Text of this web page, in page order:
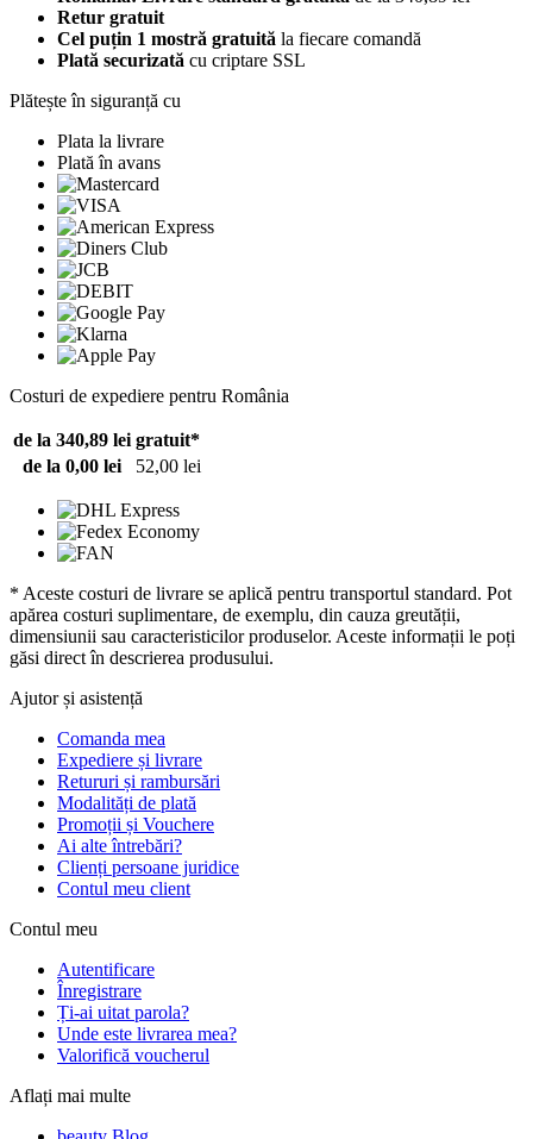
Retur gratuit
Cel puțin 1 mostră gratuită la fiecare comandă
Plată securizată cu criptare SSL
Plătește în siguranță cu
Plata la livrare
Plată în avans
Costuri de expediere pentru România
de la 340,89 lei gratuit*
de la 0,00 lei
52,00 lei
* Aceste costuri de livrare se aplică pentru transportul standard. Pot
apărea costuri suplimentare, de exemplu, din cauza greutății,
dimensiunii sau caracteristicilor produselor. Aceste informații le poți
găsi direct în descrierea produsului.
Ajutor și asistență
Comanda mea
Expediere și livrare
Retururi și rambursări
Modalități de plată
Promoții și Vouchere
Ai alte întrebări?
Clienți persoane juridice
Contul meu client
Contul meu
Autentificare
Înregistrare
Ți-ai uitat parola?
Unde este livrarea mea?
Valorifică voucherul
Aflați mai multe